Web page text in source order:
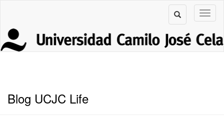
Blog UCJC Life